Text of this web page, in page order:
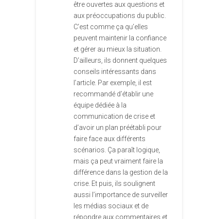
être ouvertes aux questions et
aux préoccupations du public.
C’est comme ça qu’elles
peuvent maintenir la confiance
et gérer au mieux la situation.
D’ailleurs, ils donnent quelques
conseils intéressants dans
l’article. Par exemple, il est
recommandé d’établir une
équipe dédiée à la
communication de crise et
d’avoir un plan préétabli pour
faire face aux différents
scénarios. Ça paraît logique,
mais ça peut vraiment faire la
différence dans la gestion de la
crise. Et puis, ils soulignent
aussi l’importance de surveiller
les médias sociaux et de
répondre aux commentaires et